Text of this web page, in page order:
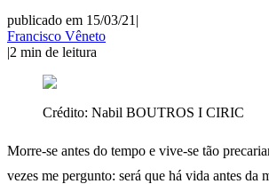
publicado em 15/03/21 |
Francisco Vêneto
|2 min de leitura
Crédito: Nabil BOUTROS I CIRIC
Morre-se antes do tempo e vive-se tão
vezes me pergunto: será que há vida antes da